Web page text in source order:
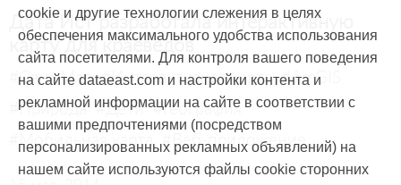
Дата Ист разработала интерактивную
карту для краеведов
#CarryMap #Интерактивная карта #ArcGIS
#Природа #Дети #География
#Мобильная карта #Веб-приложение
cookie и другие технологии слежения в целях
обеспечения максимального удобства использования
сайта посетителями. Для контроля вашего поведения
на сайте dataeast.com и настройки контента и
рекламной информации на сайте в соответствии с
вашими предпочтениями (посредством
персонализированных рекламных объявлений) на
нашем сайте используются файлы cookie сторонних